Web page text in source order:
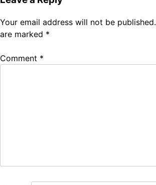
Your email address will not be published.
are marked *
Comment *